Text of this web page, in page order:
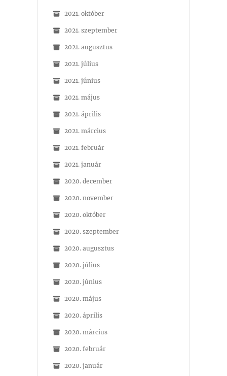
2021. október
2021. szeptember
2021. augusztus
2021. július
2021. június
2021. május
2021. április
2021. március
2021. február
2021. január
2020. december
2020. november
2020. október
2020. szeptember
2020. augusztus
2020. július
2020. június
2020. május
2020. április
2020. március
2020. február
2020. január